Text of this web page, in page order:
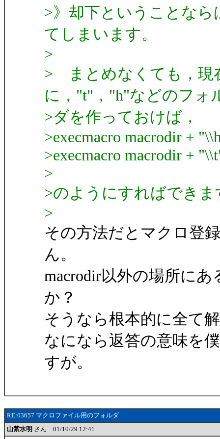
>》却下ということな
てしまいます。
>
> まとめなくても，現
に，"t"，"h"などのフォ
>ダを作っておけば，
>execmacro macrodir +
>execmacro macrodir +
>
>のようにすればでき
>
その方法だとマクロ登
ん。
macrodir以外の場所に
か？
そうなら根本的に全て
なになら返答の意味を
すが。
RE:03657 マクロファイル用のフォルダ
山紫水明 さん 01/10/29 12:41